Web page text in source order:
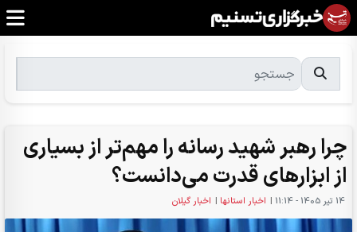
چرا رهبر شهید رسانه را مهم‌تر از بسیاری
از ابزارهای قدرت می‌دانست؟
14 تير 1405 - 11:14 | اخبار استانها | اخبار گیلان